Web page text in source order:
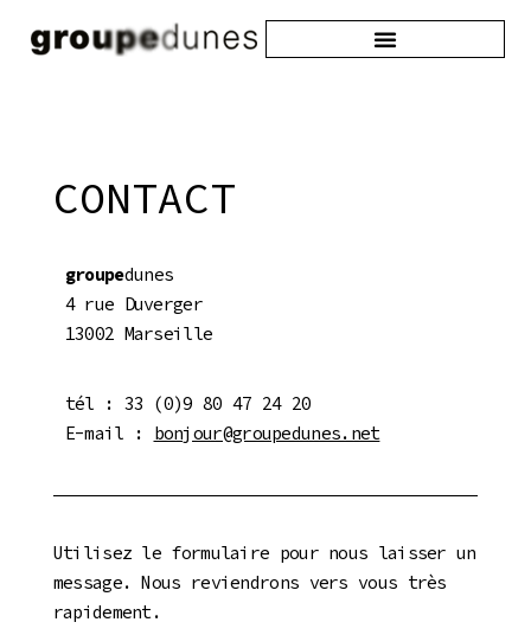
CONTACT
groupedunes
4 rue Duverger
13002 Marseille
tél : 33 (0)9 80 47 24 20
E-mail : bonjour@groupedunes.net
Utilisez le formulaire pour nous laisser un
message. Nous reviendrons vers vous très
rapidement.